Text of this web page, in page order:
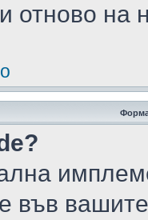
отново на
във